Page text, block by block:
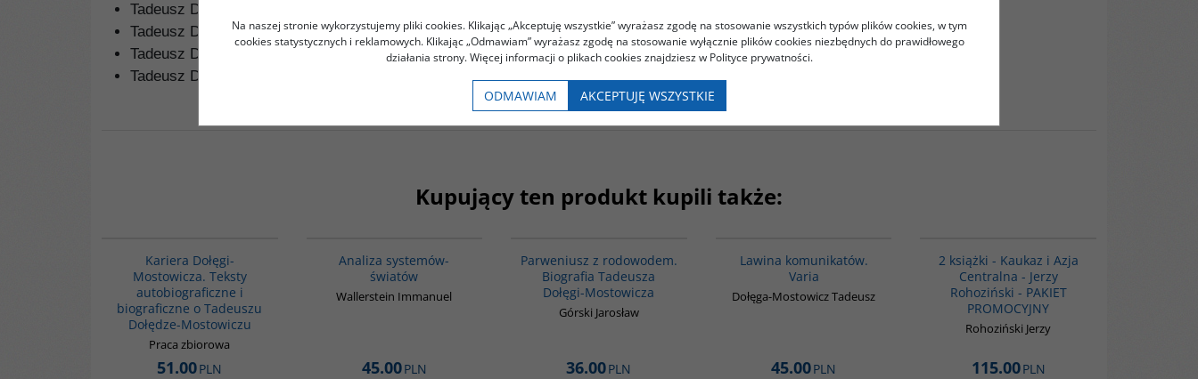
Tadeusz Dołęga-Mostowicz -
Tadeusz Dołęga-Mostowicz -Zły system. Teksty niewydanezobacz książkę
Tadeusz Dołęga-Mostowicz -
Panika na Kapitolu. Teksty niewydanezobacz książkę
Tadeusz Dołęga-Mostowicz -
Dwór Polski. Kresy i polityka wewnętrzna. Teksty niewydane
Kupujący ten produkt kupili także:
Kariera Dołęgi-
Mostowicza. Teksty
autobiograficzne i
biograficzne o Tadeuszu
Dołędze-Mostowiczu
Praca zbiorowa
51.00PLN
Analiza systemów-
światów
Wallerstein Immanuel
45.00PLN
Parweniusz z rodowodem.
Biografia Tadeusza
Dołęgi-Mostowicza
Górski Jarosław
36.00PLN
Lawina komunikatów.
Varia
Dołęga-Mostowicz Tadeusz
45.00PLN
2 książki - Kaukaz i Azja
Centralna - Jerzy
Rohoziński - PAKIET
PROMOCYJNY
Rohoziński Jerzy
115.00PLN
Na naszej stronie wykorzystujemy pliki cookies. Klikając „Akceptuję wszystkie” wyrażasz zgodę na stosowanie wszystkich typów plików cookies, w tym
cookies statystycznych i reklamowych. Klikając „Odmawiam” wyrażasz zgodę na stosowanie wyłącznie plików cookies niezbędnych do prawidłowego
działania strony. Więcej informacji o plikach cookies znajdziesz w Polityce prywatności.
ODMAWIAM AKCEPTUJĘ WSZYSTKIE